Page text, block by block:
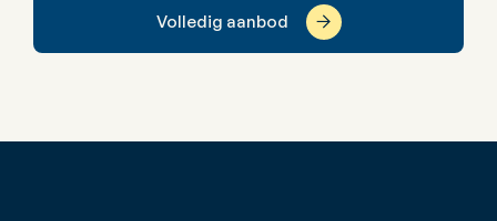
Volledig aanbod